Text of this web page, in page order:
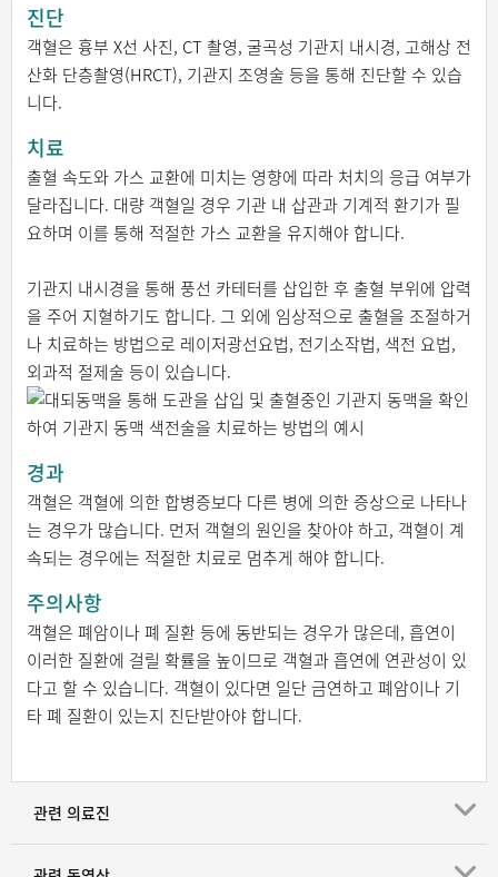
진단
객혈은 흉부 X선 사진, CT 촬영, 굴곡성 기관지 내시경, 고해상 전
산화 단층촬영(HRCT), 기관지 조영술 등을 통해 진단할 수 있습
니다.
치료
출혈 속도와 가스 교환에 미치는 영향에 따라 처치의 응급 여부가
달라집니다. 대량 객혈일 경우 기관 내 삽관과 기계적 환기가 필
요하며 이를 통해 적절한 가스 교환을 유지해야 합니다.
기관지 내시경을 통해 풍선 카테터를 삽입한 후 출혈 부위에 압력
을 주어 지혈하기도 합니다. 그 외에 임상적으로 출혈을 조절하거
나 치료하는 방법으로 레이저광선요법, 전기소작법, 색전 요법,
외과적 절제술 등이 있습니다.
경과
객혈은 객혈에 의한 합병증보다 다른 병에 의한 증상으로 나타나
는 경우가 많습니다. 먼저 객혈의 원인을 찾아야 하고, 객혈이 계
속되는 경우에는 적절한 치료로 멈추게 해야 합니다.
주의사항
객혈은 폐암이나 폐 질환 등에 동반되는 경우가 많은데, 흡연이
이러한 질환에 걸릴 확률을 높이므로 객혈과 흡연에 연관성이 있
다고 할 수 있습니다. 객혈이 있다면 일단 금연하고 폐암이나 기
타 폐 질환이 있는지 진단받아야 합니다.
관련 의료진